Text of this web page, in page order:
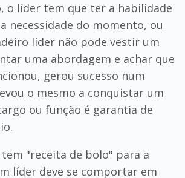
o líder tem que ter a habilidade
necessidade do momento, ou
líder não pode vestir um
uma abordagem e achar que
gerou sucesso num
o mesmo a conquistar um
ou função é garantia de
tem "receita de bolo" para a
líder deve se comportar em